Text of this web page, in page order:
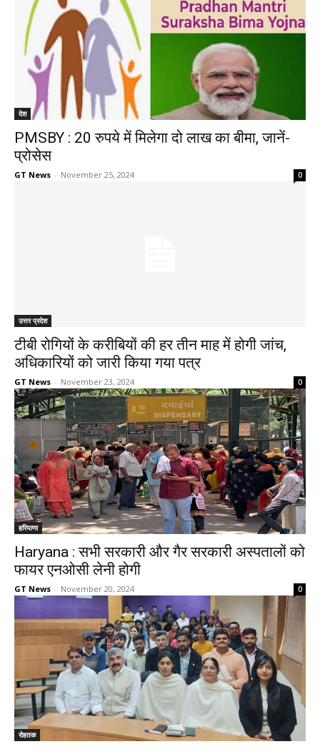
देश
PMSBY : 20 रुपये में मिलेगा दो लाख का बीमा, जानें-
प्रोसेस
GT News - November 25, 2024 0
उत्तर प्रदेश
टीबी रोगियों के करीबियों की हर तीन माह में होगी जांच,
अधिकारियों को जारी किया गया पत्र
GT News - November 23, 2024 0
हरियाणा
Haryana : सभी सरकारी और गैर सरकारी अस्पतालों को
फायर एनओसी लेनी होगी
GT News - November 20, 2024 0
रोहतक